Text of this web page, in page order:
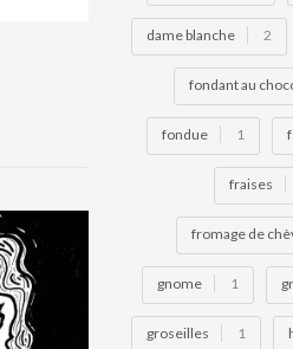
dame blanche 2
fondant au
fondue 1
fraises
fromage de
gnome 1
groseilles 1